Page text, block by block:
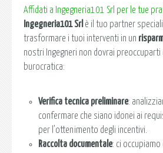
Affidati a Ingegneria101 Srl per le tue
Ingegneria101 Srl è il tuo partner
trasformare i tuoi interventi in un
nostri Ingegneri non dovrai
burocratica:
Verifica tecnica preliminare:
confermare che siano idonei ai
per l’ottenimento degli incentivi.
Raccolta documentale: ci occupiamo